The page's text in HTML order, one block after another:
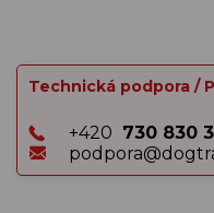
Technická podpora /
+420 730 830